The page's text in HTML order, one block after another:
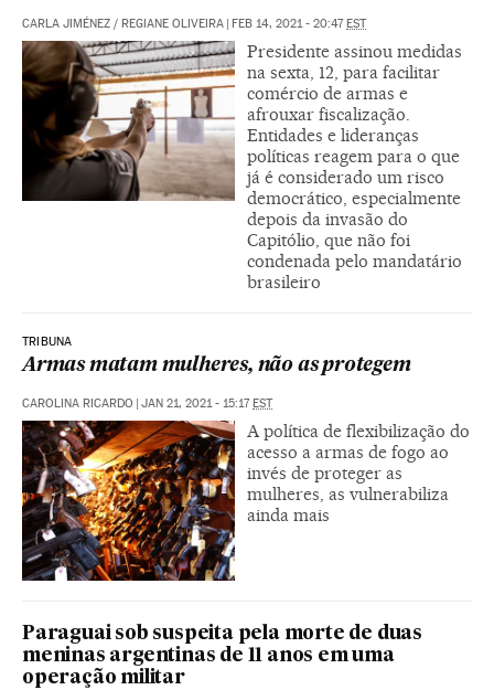
CARLA JIMÉNEZ / REGIANE OLIVEIRA | FEB 14, 2021 - 20:47EST
Presidente assinou medidas
na sexta, 12, para facilitar
comércio de armas e
afrouxar fiscalização.
Entidades e lideranças
políticas reagem para o que
já é considerado um risco
democrático, especialmente
depois da invasão do
Capitólio, que não foi
condenada pelo mandatário
brasileiro
TRIBUNA
Armas matam mulheres, não as protegem
CAROLINA RICARDO | JAN 21, 2021 - 15:17EST
A política de flexibilização do
acesso a armas de fogo ao
invés de proteger as
mulheres, as vulnerabiliza
ainda mais
Paraguai sob suspeita pela morte de duas
meninas argentinas de 11 anos em uma
operação militar